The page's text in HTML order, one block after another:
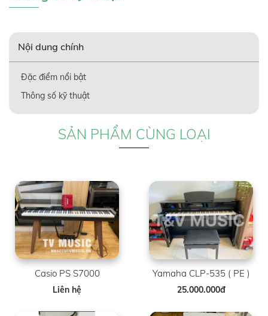
Nội dung chính
Đặc điểm nổi bật
Thông số kỹ thuật
SẢN PHẨM CÙNG LOẠI
Casio PS S7000
Liên hệ
Yamaha CLP-535 ( PE )
25.000.000đ